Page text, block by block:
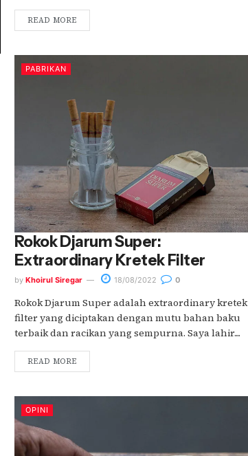
READ MORE
PABRIKAN
Rokok Djarum Super:
Extraordinary Kretek Filter
by Khoirul Siregar 18/08/2022 0
Rokok Djarum Super adalah extraordinary kretek
filter yang diciptakan dengan mutu bahan baku
terbaik dan racikan yang sempurna. Saya lahir....
READ MORE
OPINI